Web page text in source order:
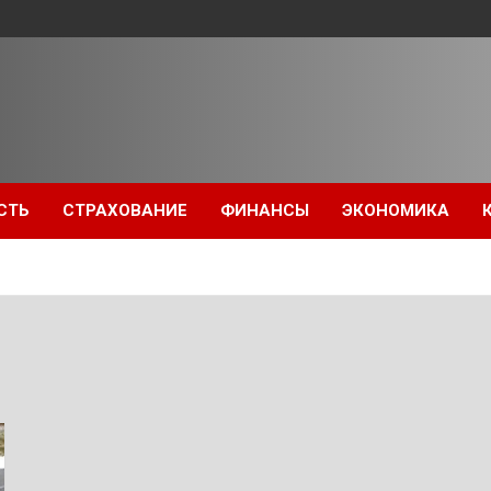
СТРАХОВАНИЕ ФИНАНСЫ ЭКОНОМИКА